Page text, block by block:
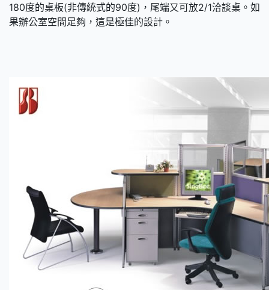
180度的桌板(非傳統式的90度)，尾端又可放2/1洽談桌。如
果辦公室空間足夠，這是極佳的設計。